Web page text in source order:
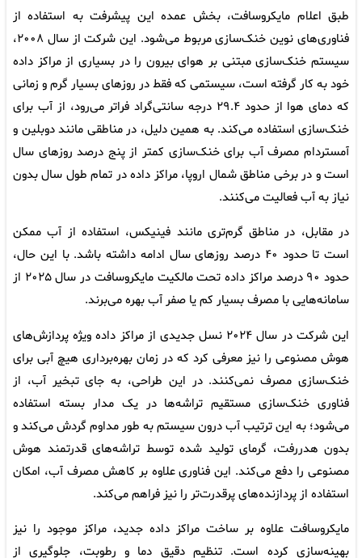
طبق اعلام مایکروسافت، بخش عمده این پیشرفت به استفاده از
فناوری‌های نوین خنک‌سازی مربوط می‌شود. این شرکت از سال ۲۰۰۸،
سیستم خنک‌سازی مبتنی بر هوای بیرون را در بسیاری از مراکز داده
خود به کار گرفته است، سیستمی که فقط در روزهای بسیار گرم و زمانی
که دمای هوا از حدود ۲۹.۴ درجه سانتی‌گراد فراتر می‌رود، از آب برای
خنک‌سازی استفاده می‌کند. به همین دلیل، در مناطقی مانند دوبلین و
آمستردام مصرف آب برای خنک‌سازی کمتر از پنج درصد روزهای سال
است و در برخی مناطق شمال اروپا، مراکز داده در تمام طول سال بدون
نیاز به آب فعالیت می‌کنند.
در مقابل، در مناطق گرم‌تری مانند فینیکس، استفاده از آب ممکن
است تا حدود ۴۰ درصد روزهای سال ادامه داشته باشد. با این حال،
حدود ۹۰ درصد مراکز داده تحت مالکیت مایکروسافت در سال ۲۰۲۵ از
سامانه‌هایی با مصرف بسیار کم یا صفر آب بهره می‌برند.
این شرکت در سال ۲۰۲۴ نسل جدیدی از مراکز داده ویژه پردازش‌های
هوش مصنوعی را نیز معرفی کرد که در زمان بهره‌برداری هیچ آبی برای
خنک‌سازی مصرف نمی‌کنند. در این طراحی، به جای تبخیر آب، از
فناوری خنک‌سازی مستقیم تراشه‌ها در یک مدار بسته استفاده
می‌شود؛ به این ترتیب آب درون سیستم به طور مداوم گردش می‌کند و
بدون هدررفت، گرمای تولید شده توسط تراشه‌های قدرتمند هوش
مصنوعی را دفع می‌کند. این فناوری علاوه بر کاهش مصرف آب، امکان
استفاده از پردازنده‌های پرقدرت‌تر را نیز فراهم می‌کند.
مایکروسافت علاوه بر ساخت مراکز داده جدید، مراکز موجود را نیز
بهینه‌سازی کرده است. تنظیم دقیق دما و رطوبت، جلوگیری از